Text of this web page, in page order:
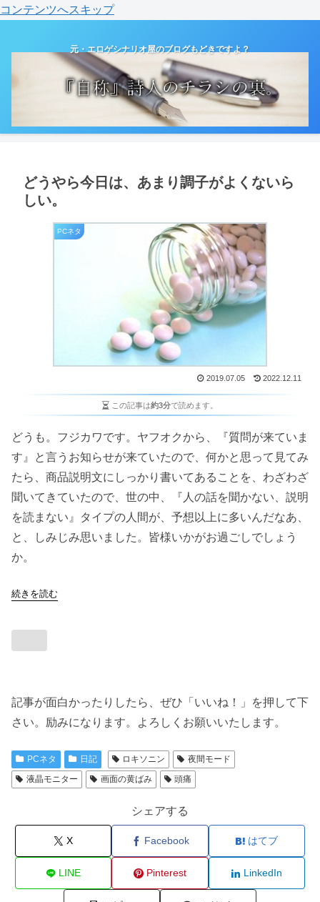
コンテンツへスキップ
元・エロゲシナリオ屋のブログもどきですよ？
どうやら今日は、あまり調子がよくないら
しい。
PCネタ
2019.07.05 2022.12.11
この記事は約3分で読めます。
どうも。フジカワです。ヤフオクから、『質問が来ていま
す』と言うお知らせが来ていたので、何かと思って見てみ
たら、商品説明文にしっかり書いてあることを、わざわざ
聞いてきていたので、世の中、『人の話を聞かない、説明
を読まない』タイプの人間が、予想以上に多いんだなあ、
と、しみじみ思いました。皆様いかがお過ごしでしょう
か。
続きを読む
記事が面白かったりしたら、ぜひ「いいね！」を押して下
さい。励みになります。よろしくお願いいたします。
PCネタ 日記 ロキソニン
夜間モード
液晶モニター
画面の黄ばみ 頭痛
シェアする
X Facebook はてブ
LINE Pinterest LinkedIn